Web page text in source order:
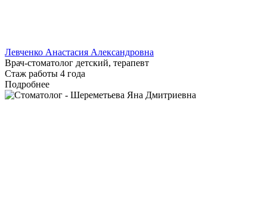
Левченко Анастасия Александровна
Врач-стоматолог детский, терапевт
Стаж работы 4 года
Подробнее